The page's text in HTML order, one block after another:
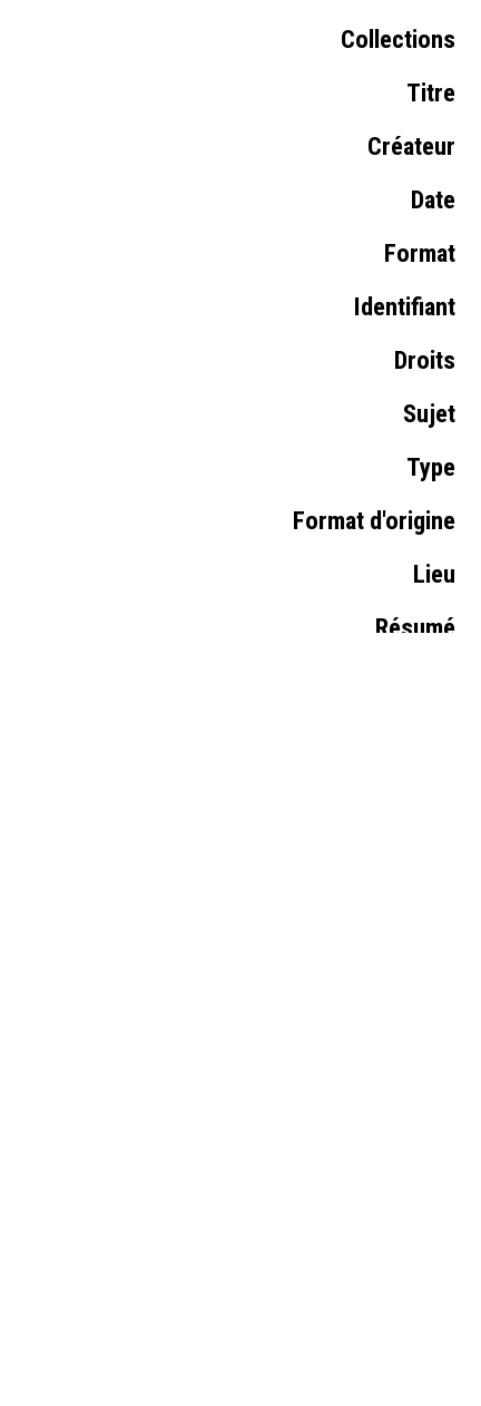
Collections
Titre
Créateur
Date
Format
Identifiant
Droits
Sujet
Type
Format d'origine
Lieu
Résumé